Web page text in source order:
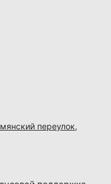
переулок,